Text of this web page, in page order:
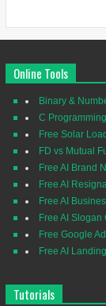
Online Tools
Binary &
C
Free Solar
FD vs Mutual
Free AI Brand
Free AI
Free AI
Free AI
Free Google
Free AI
Tutorials